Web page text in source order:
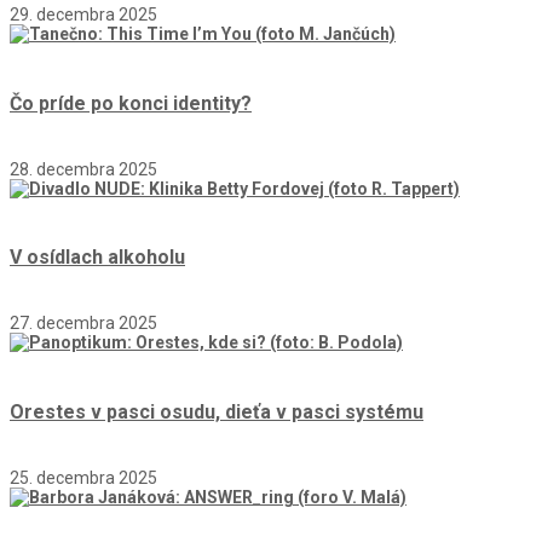
29. decembra 2025
Čo príde po konci identity?
28. decembra 2025
V osídlach alkoholu
27. decembra 2025
Orestes v pasci osudu, dieťa v pasci systému
25. decembra 2025